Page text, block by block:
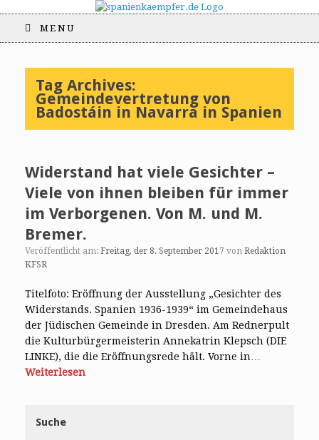
MENU
Tag Archives:
Gemeindevertretung von
Badostáin in Navarra in Spanien
Widerstand hat viele Gesichter –
Viele von ihnen bleiben für immer
im Verborgenen. Von M. und M.
Bremer.
Veröffentlicht am: Freitag, der 8. September 2017 von Redaktion
KFSR
Titelfoto: Eröffnung der Ausstellung „Gesichter des
Widerstands. Spanien 1936-1939“ im Gemeindehaus
der Jüdischen Gemeinde in Dresden. Am Rednerpult
die Kulturbürgermeisterin Annekatrin Klepsch (DIE
LINKE), die die Eröffnungsrede hält. Vorne in…
Weiterlesen
Suche